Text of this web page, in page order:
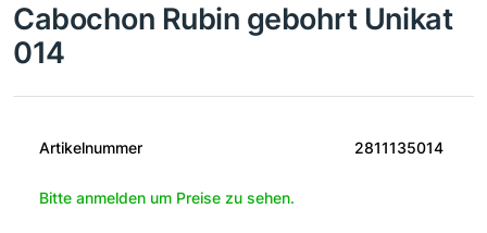
Cabochon Rubin gebohrt Unikat
014
Artikelnummer 2811135014
Bitte anmelden um Preise zu sehen.